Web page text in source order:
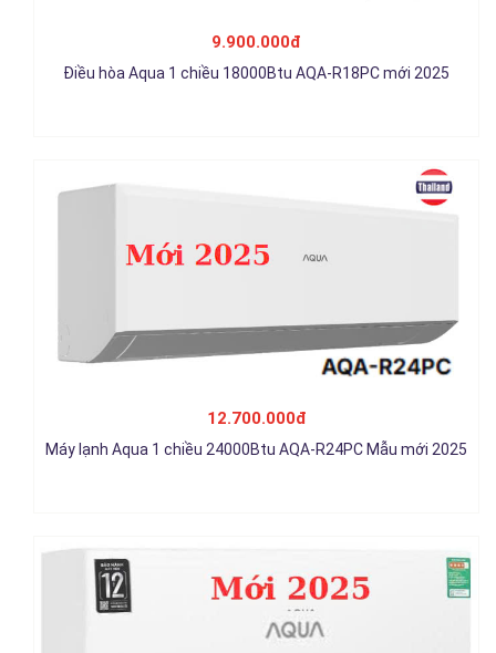
9.900.000đ
Điều hòa Aqua 1 chiều 18000Btu AQA-R18PC mới 2025
12.700.000đ
Máy lạnh Aqua 1 chiều 24000Btu AQA-R24PC Mẫu mới 2025
Máy lạnh Aqua 1 chiều 24000Btu AQA-R24PC Mẫu mới 2025
12.700.000đ
Máy lạnh AQUA Inverter 1 HP AQA-RV10QA3 Mẫu mới 2025
5.900.000đ